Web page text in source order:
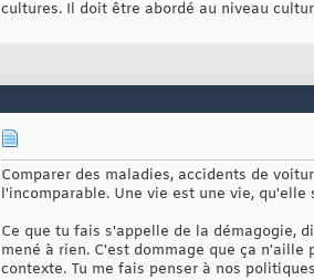
cultures. Il doit être abordé au niveau
Comparer des maladies, accidents de
l'incomparable. Une vie est une vie,
Ce que tu fais s'appelle de la démagogie,
mené à rien. C'est dommage que ça
contexte. Tu me fais penser à nos